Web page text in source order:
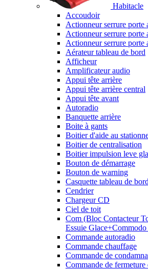
Habitacle
Accoudoir
Actionneur serrure porte
Actionneur serrure porte
Actionneur serrure porte
Aérateur tableau de bord
Afficheur
Amplificateur audio
Appui tête arrière
Appui tête arrière central
Appui tête avant
Autoradio
Banquette arrière
Boite à gants
Boitier d'aide au
Boitier de centralisation
Boitier impulsion leve
Bouton de démarrage
Bouton de warning
Casquette tableau de bord
Cendrier
Chargeur CD
Ciel de toit
Com (Bloc Contacteur
Essuie Glace+Commodo
Commande autoradio
Commande chauffage
Commande de
Commande de fermeture